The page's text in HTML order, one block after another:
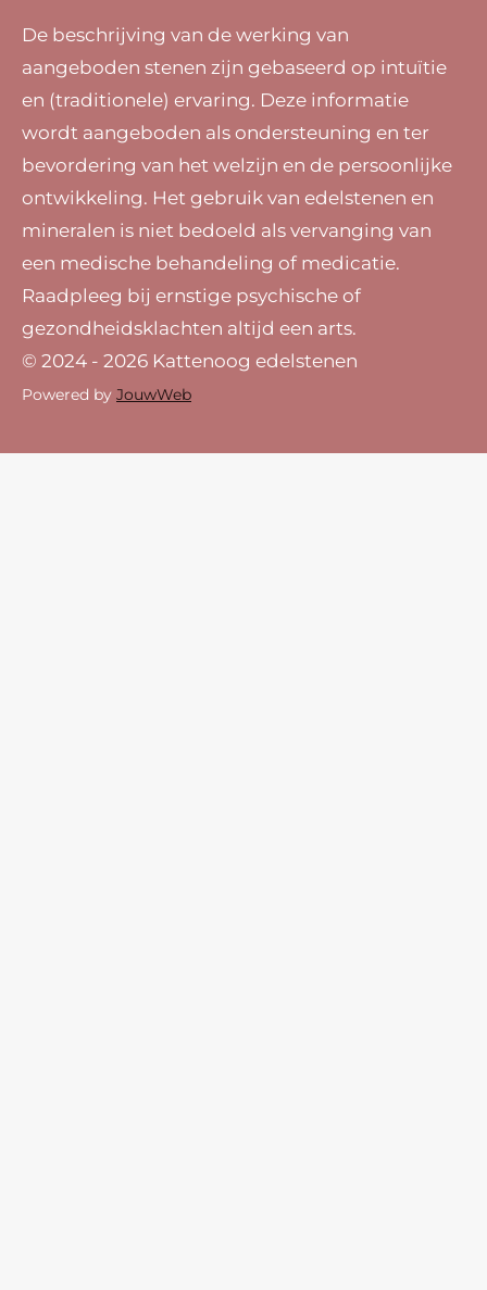
De beschrijving van de werking van
aangeboden stenen zijn gebaseerd op intuïtie
en (traditionele) ervaring. Deze informatie
wordt aangeboden als ondersteuning en ter
bevordering van het welzijn en de persoonlijke
ontwikkeling. Het gebruik van edelstenen en
mineralen is niet bedoeld als vervanging van
een medische behandeling of medicatie.
Raadpleeg bij ernstige psychische of
gezondheidsklachten altijd een arts.
© 2024 - 2026 Kattenoog edelstenen
Powered by JouwWeb